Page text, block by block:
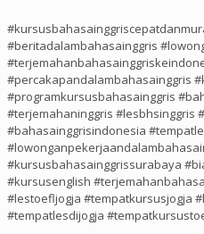
#beritadalambahasainggris
#percakapandalambahasainggris
#programkursusbahasainggris
#terjemahaninggris #lesbhsinggris
#bahasainggrisindonesia
#kursusbahasainggrissurabaya
#kursusenglish
#lestoefljogja #tempatkursusjogja
#tempatlesdijogja